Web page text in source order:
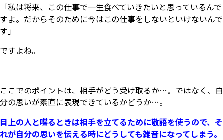
「私は将来、この仕事で一生食べていきたいと思っているんで
すよ。だからそのために今はこの仕事をしないといけないんで
す」
ですよね。
ここでのポイントは、相手がどう受け取るか…。ではなく、自
分の思いが素直に表現できているかどうか…。
目上の人と喋るときは相手を立てるために敬語を使うので、そ
れが自分の思いを伝える時にどうしても雑音になってしまう。